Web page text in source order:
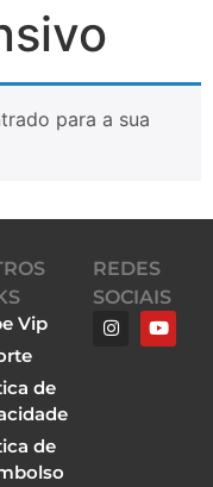
para a sua
Vip
de
de
REDES
SOCIAIS